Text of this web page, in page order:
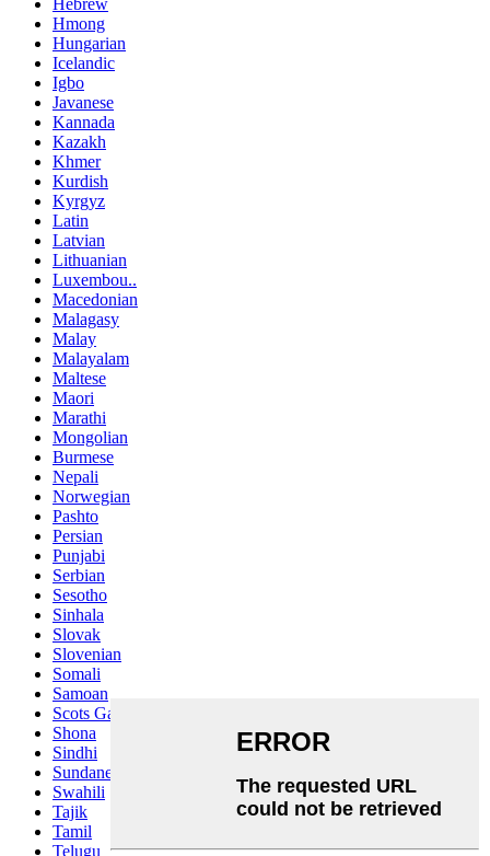
Hmong
Hungarian
Icelandic
Igbo
Javanese
Kannada
Kazakh
Khmer
Kurdish
Kyrgyz
Latin
Latvian
Lithuanian
Luxembou..
Macedonian
Malagasy
Malay
Malayalam
Maltese
Maori
Marathi
Mongolian
Burmese
Nepali
Norwegian
Pashto
Persian
Punjabi
Serbian
Sesotho
Sinhala
Slovak
Slovenian
Somali
Samoan
Scots Gaelic
Shona
Sindhi
Sundanese
Swahili
Tajik
Tamil
Telugu